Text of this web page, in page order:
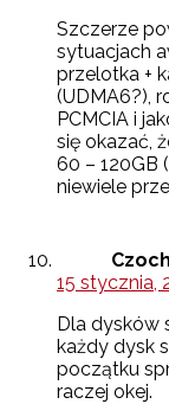
Szczerze
sytuacjach
przelotka +
(UDMA6?),
PCMCIA i
się okazać,
60 – 120GB
niewiele
15 stycznia,
Dla dysków
każdy dysk
początku
raczej okej.